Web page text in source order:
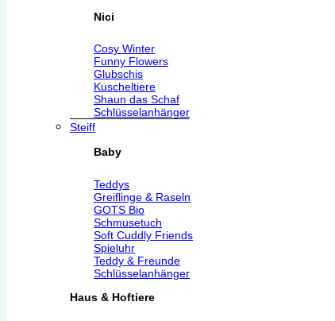
Nici
Cosy Winter
Funny Flowers
Glubschis
Kuscheltiere
Shaun das Schaf
Schlüsselanhänger
Steiff
Baby
Teddys
Greiflinge & Raseln
GOTS Bio
Schmusetuch
Soft Cuddly Friends
Spieluhr
Teddy & Freunde
Schlüsselanhänger
Haus & Hoftiere